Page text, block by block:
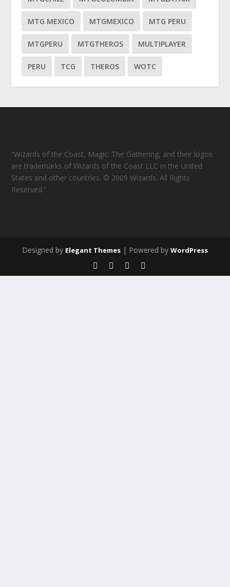
MTG MEXICO MTGMEXICO MTG PERU
MTGPERU MTGTHEROS MULTIPLAYER
PERU TCG THEROS WOTC
“Wizards of the Coast, Magic: The Gathering, and their logos
are trademarks of Wizards of the Coast LLC in the United
States and other countries. © 2009 Wizards. All Rights
Reserved.”
Designed by Elegant Themes | Powered by WordPress